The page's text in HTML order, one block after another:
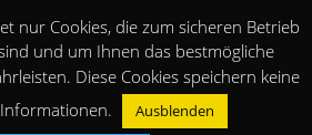
nur Cookies, die zum sicheren Betrieb
und um Ihnen das bestmögliche
Diese Cookies speichern keine
Ausblenden